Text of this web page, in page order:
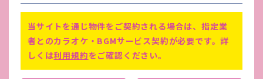
現況引渡(エアコンは応相談)
がございます。
当サイトを通じ物件をご契約される場合は、指定業
者とのカラオケ・BGMサービス契約が必要です。詳
しくは利用規約をご確認ください。